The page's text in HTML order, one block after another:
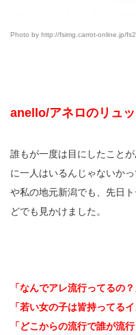
Photo by http://fsimg.carrot-online.jp/
anello/アネロのリュッ
誰もが一度は目にしたこと
に一人はいるんじゃないか
や私の地元新潟でも、先日
どでも見かけました。
「なんでアレ流行ってるの？
「若い女の子は皆持ってるイ
「どこからの流行で誰が流行